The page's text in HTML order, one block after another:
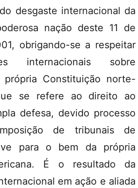
desgaste internacional da
nação deste 11 de
obrigando-se a respeitar
internacionais sobre
Constituição norte-
se refere ao direito ao
defesa, devido processo
de tribunais de
para o bem da própria
É o resultado da
em ação e aliada